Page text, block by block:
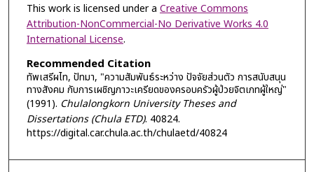
This work is licensed under a Creative Commons
Attribution-NonCommercial-No Derivative Works 4.0
International License.
Recommended Citation
ทัพเสรีผไท, ปัทมา, "ความสัมพันธ์ระหว่าง ปัจจัยส่วนตัว การสนับสนุน
ทางสังคม กับการเผชิญภาวะเครียดของครอบครัวผู้ป่วยจิตเภทผู้ใหญ่"
(1991). Chulalongkorn University Theses and
Dissertations (Chula ETD). 40824.
https://digital.car.chula.ac.th/chulaetd/40824